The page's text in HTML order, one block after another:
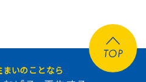
いのことなら